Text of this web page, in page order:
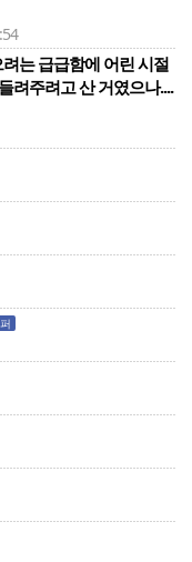
는 급급함에 어린 시절
려주려고 산 거였으나....